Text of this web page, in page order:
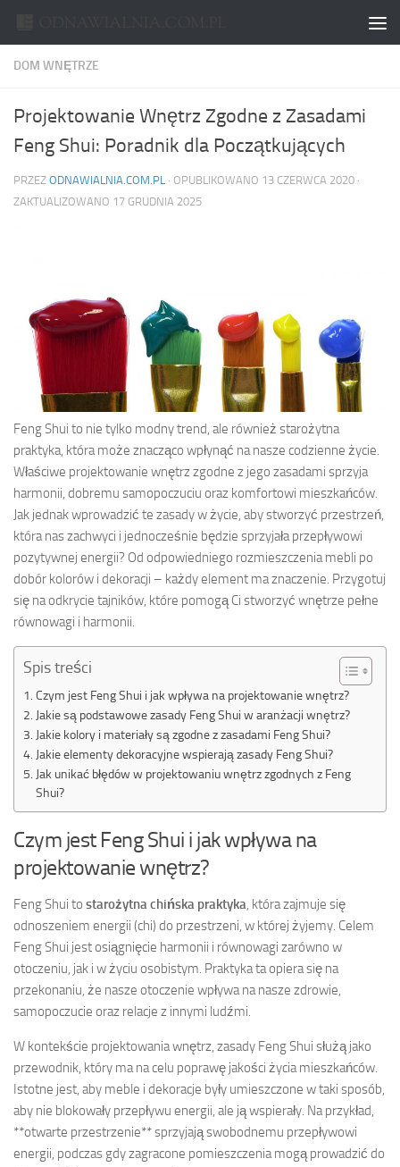
DOM WNĘTRZE
Projektowanie Wnętrz Zgodne z Zasadami
Feng Shui: Poradnik dla Początkujących
PRZEZ ODNAWIALNIA.COM.PL · OPUBLIKOWANO 13 CZERWCA 2020 ·
ZAKTUALIZOWANO 17 GRUDNIA 2025
Feng Shui to nie tylko modny trend, ale również starożytna
praktyka, która może znacząco wpłynąć na nasze codzienne życie.
Właściwe projektowanie wnętrz zgodne z jego zasadami sprzyja
harmonii, dobremu samopoczuciu oraz komfortowi mieszkańców.
Jak jednak wprowadzić te zasady w życie, aby stworzyć przestrzeń,
która nas zachwyci i jednocześnie będzie sprzyjała przepływowi
pozytywnej energii? Od odpowiedniego rozmieszczenia mebli po
dobór kolorów i dekoracji – każdy element ma znaczenie. Przygotuj
się na odkrycie tajników, które pomogą Ci stworzyć wnętrze pełne
równowagi i harmonii.
Spis treści
Czym jest Feng Shui i jak wpływa na projektowanie wnętrz?
Jakie są podstawowe zasady Feng Shui w aranżacji wnętrz?
Jakie kolory i materiały są zgodne z zasadami Feng Shui?
Jakie elementy dekoracyjne wspierają zasady Feng Shui?
Jak unikać błędów w projektowaniu wnętrz zgodnych z Feng
Shui?
Czym jest Feng Shui i jak wpływa na
projektowanie wnętrz?
Feng Shui to starożytna chińska praktyka, która zajmuje się
odnoszeniem energii (chi) do przestrzeni, w której żyjemy. Celem
Feng Shui jest osiągnięcie harmonii i równowagi zarówno w
otoczeniu, jak i w życiu osobistym. Praktyka ta opiera się na
przekonaniu, że nasze otoczenie wpływa na nasze zdrowie,
samopoczucie oraz relacje z innymi ludźmi.
W kontekście projektowania wnętrz, zasady Feng Shui służą jako
przewodnik, który ma na celu poprawę jakości życia mieszkańców.
Istotne jest, aby meble i dekoracje były umieszczone w taki sposób,
aby nie blokowały przepływu energii, ale ją wspierały. Na przykład,
**otwarte przestrzenie** sprzyjają swobodnemu przepływowi
energii, podczas gdy zagracone pomieszczenia mogą prowadzić do